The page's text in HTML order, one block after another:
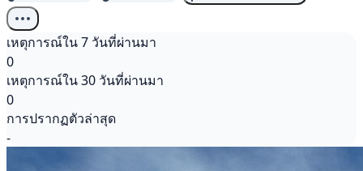
เหตุการณ์ใน 7 วันที่ผ่านมา
0
เหตุการณ์ใน 30 วันที่ผ่านมา
0
การปรากฏตัวล่าสุด
-